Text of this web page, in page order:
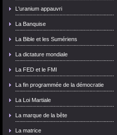
L'uranium appauvri
La Banquise
La Bible et les Sumériens
La dictature mondiale
La FED et le FMI
La fin programmée de la démocratie
La Loi Martiale
La marque de la bête
La matrice